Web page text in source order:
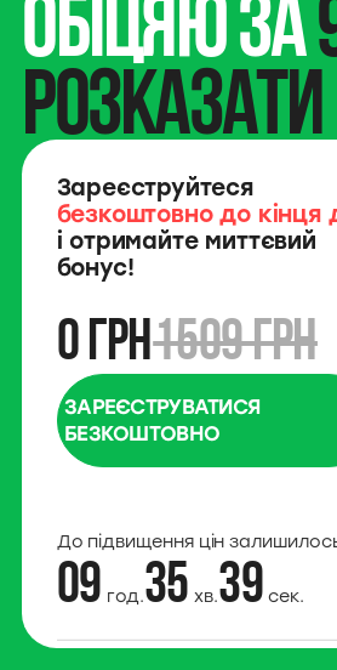
обіцяю за
розказати
Зареєструйтеся
безкоштовно до кінця
і отримайте миттєвий
бонус!
0 ГРН1509 грн
ЗАРЕЄСТРУВАТИСЯ
БЕЗКОШТОВНО
До підвищення цін
09 год.35 хв.38 сек.